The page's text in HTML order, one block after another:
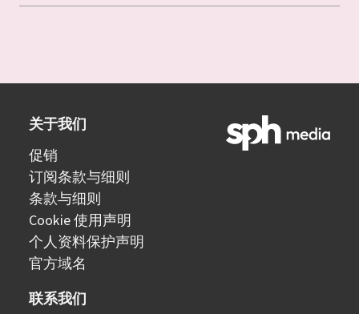
关于我们
促销
订阅条款与细则
条款与细则
Cookie 使用声明
个人资料保护声明
官方域名
联系我们